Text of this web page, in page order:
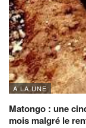
A LA UNE
Matongo : une
mois malgré le